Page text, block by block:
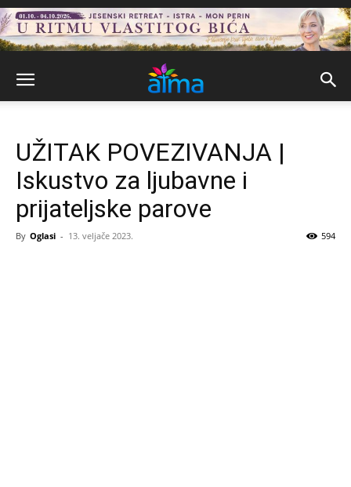
UŽITAK POVEZIVANJA |
Iskustvo za ljubavne i
prijateljske parove
By Oglasi - 13. veljače 2023. 594